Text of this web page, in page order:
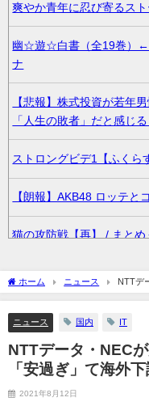
爽やか青年に忍び寄るス
幽☆遊☆白書（全19巻）←
ナ
【悲報】株式投資が若年
「人生の敗者」だと感じ
ストロングビデ1【ふくら
【朗報】AKB48 ロッテと
猫の攻防戦【再】 / まとめ
36歳の彼女と結婚したい
ない言葉が飛び出した…
クーラーボックス積んで
ライブ”が地獄すぎた 他 /
ホーム ニュース
NTTデ
ぎ」て海外下請けが脱走
ニュース 国内 IT
NTTデータ・NEC
「安過ぎ」て海外
2021年8月12日